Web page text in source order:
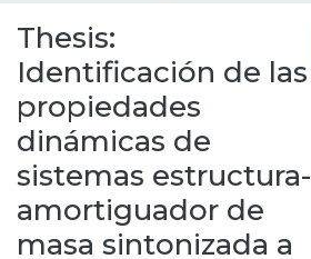
Depósito
Thesis:
Identificación de las
propiedades
dinámicas de
sistemas estructura-
amortiguador de
masa sintonizada a